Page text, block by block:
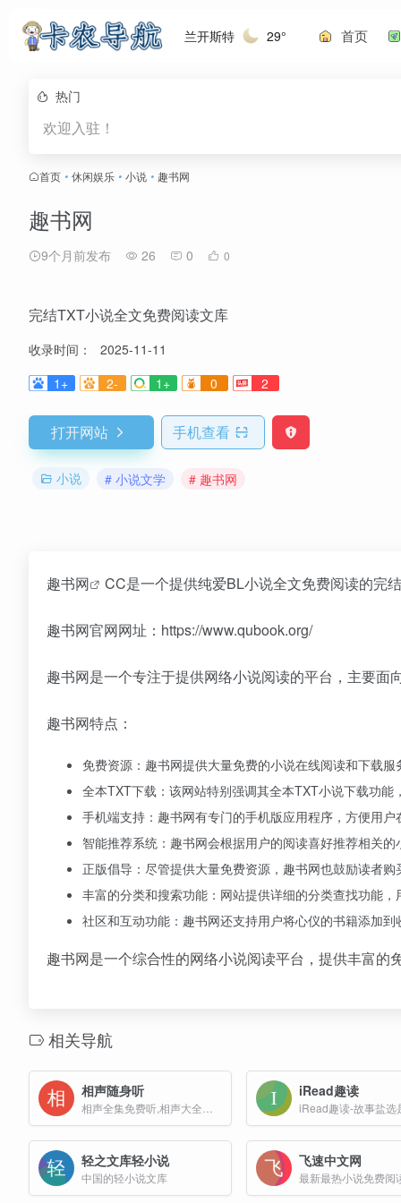
兰开斯特 29° 首页
热门
欢迎入驻！
首页 • 休闲娱乐 • 小说 • 趣书网
趣书网
9个月前发布 26 0 0
完结TXT小说全文免费阅读文库
收录时间：
2025-11-11
1+
2- 1+ 0 2
打开网站 手机查看
小说 # 小说文学 # 趣书网
趣书网 CC是一个提供纯爱BL小说全文免费阅读的完
趣书网官网网址：https://www.qubook.org/
趣书网是一个专注于提供网络小说阅读的平台，主要面
趣书网特点：
免费资源：趣书网提供大量免费的小说在线阅读和下载
全本TXT下载：该网站特别强调其全本TXT小说下载功
手机端支持：趣书网有专门的手机版应用程序，方便用
智能推荐系统：趣书网会根据用户的阅读喜好推荐相关
正版倡导：尽管提供大量免费资源，趣书网也鼓励读者
丰富的分类和搜索功能：网站提供详细的分类查找功能
社区和互动功能：趣书网还支持用户将心仪的书籍添加
趣书网是一个综合性的网络小说阅读平台，提供丰富
相关导航
相声随身听 iRead趣读
轻之文库轻小说
中国的轻小说文库
飞速中文网
最新最热小说免费阅